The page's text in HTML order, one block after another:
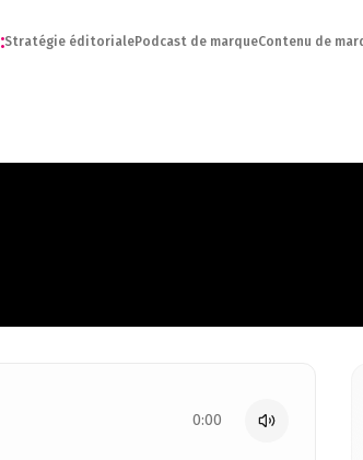
:Stratégie éditorialePodcast de marqueContenu de
0:00